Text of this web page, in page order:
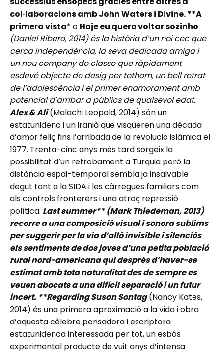
col·laboracions amb John Waters i Divine. **A
primera vista* o Hoje eu quero voltar sozinho
(Daniel Ribero, 2014) és la història d’un noi cec que
cerca independència, la seva dedicada amiga i
un nou company de classe que ràpidament
esdevé objecte de desig per tothom, un bell retrat
de l’adolescència i el primer enamorament amb
potencial d’arribar a públics de qualsevol edat.
Alex & Ali(Malachi Leopold, 2014) són un
estatunidenc i un iranià que visqueren una dècada
d’amor feliç fins l’arribada de la revolució islàmica el
1977. Trenta-cinc anys més tard sorgeix la
possibilitat d’un retrobament a Turquia però la
distància espai-temporal sembla ja insalvable
degut tant a la SIDA i les càrregues familiars com
als controls fronterers i una atroç repressió
política. Last summer** (Mark Thiedeman, 2013)
recorre a una composició visual i sonora sublims
per suggerir per la via d’allò invisible i silenciós
els sentiments de dos joves d’una petita població
rural nord-americana qui després d’haver-se
estimat amb tota naturalitat des de sempre es
veuen abocats a una difícil separació i un futur
incert. **Regarding Susan Sontag(Nancy Kates,
2014) és una primera aproximació a la vida i obra
d’aquesta cèlebre pensadora i escriptora
estatunidenca interessada per tot, un esbós
experimental producte de vuit anys d’intensa